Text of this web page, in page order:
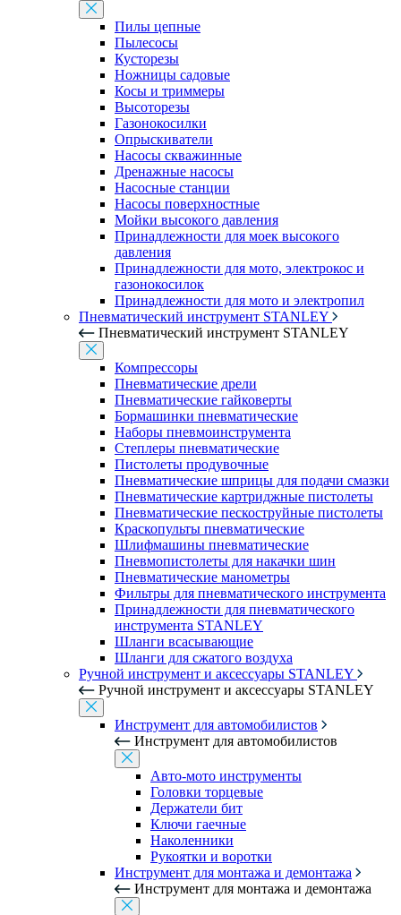
Пилы цепные
Пылесосы
Кусторезы
Ножницы садовые
Косы и триммеры
Высоторезы
Газонокосилки
Опрыскиватели
Насосы скважинные
Дренажные насосы
Насосные станции
Насосы поверхностные
Мойки высокого давления
Принадлежности для моек высокого
давления
Принадлежности для мото, электрокос и
газонокосилок
Принадлежности для мото и электропил
Пневматический инструмент STANLEY
Пневматический инструмент STANLEY
Компрессоры
Пневматические дрели
Пневматические гайковерты
Бормашинки пневматические
Наборы пневмоинструмента
Степлеры пневматические
Пистолеты продувочные
Пневматические шприцы для подачи смазки
Пневматические картриджные пистолеты
Пневматические пескоструйные пистолеты
Краскопульты пневматические
Шлифмашины пневматические
Пневмопистолеты для накачки шин
Пневматические манометры
Фильтры для пневматического инструмента
Принадлежности для пневматического
инструмента STANLEY
Шланги всасывающие
Шланги для сжатого воздуха
Ручной инструмент и аксессуары STANLEY
Ручной инструмент и аксессуары STANLEY
Инструмент для автомобилистов
Инструмент для автомобилистов
Авто-мото инструменты
Головки торцевые
Держатели бит
Ключи гаечные
Наколенники
Рукоятки и воротки
Инструмент для монтажа и демонтажа
Инструмент для монтажа и демонтажа